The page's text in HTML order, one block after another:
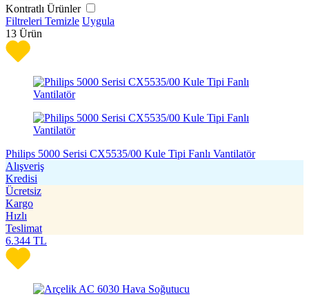
Kontratlı Ürünler
Filtreleri Temizle Uygula
13 Ürün
Philips 5000 Serisi CX5535/00 Kule Tipi Fanlı Vantilatör
Alışveriş
Kredisi
Ücretsiz
Kargo
Hızlı
Teslimat
6.344 TL